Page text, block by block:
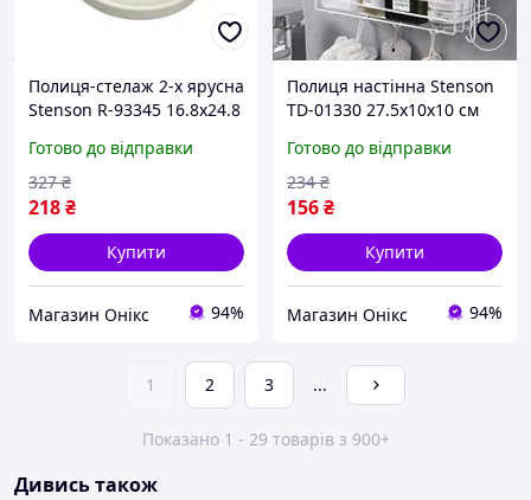
Полиця-стелаж 2-х ярусна
Stenson R-93345 16.8х24.8
Готово до відправки
218₴
327 ₴
Купити
Магазин Онікс 94%
Полиця настінна Stenson
TD-01330 27.5х10х10 см
Готово до відправки
156₴
234 ₴
Купити
Магазин Онікс 94%
1 2 3 ...
Показано 1 - 29 товарів з 900+
Дивись також